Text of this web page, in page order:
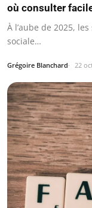
où consulter
À l’aube de 2025,
sociale…
Grégoire Blanchard 22